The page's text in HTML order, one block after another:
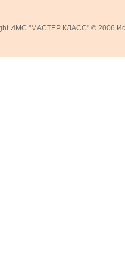
ИМС "МАСТЕР КЛАСС" © 2006